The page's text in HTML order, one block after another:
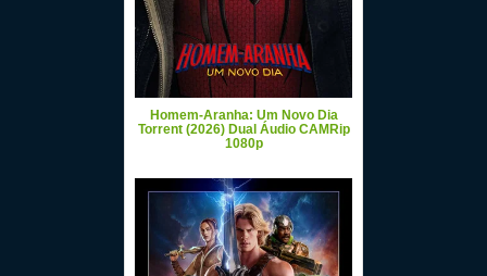
Homem-Aranha: Um Novo Dia
Torrent (2026) Dual Áudio CAMRip
1080p